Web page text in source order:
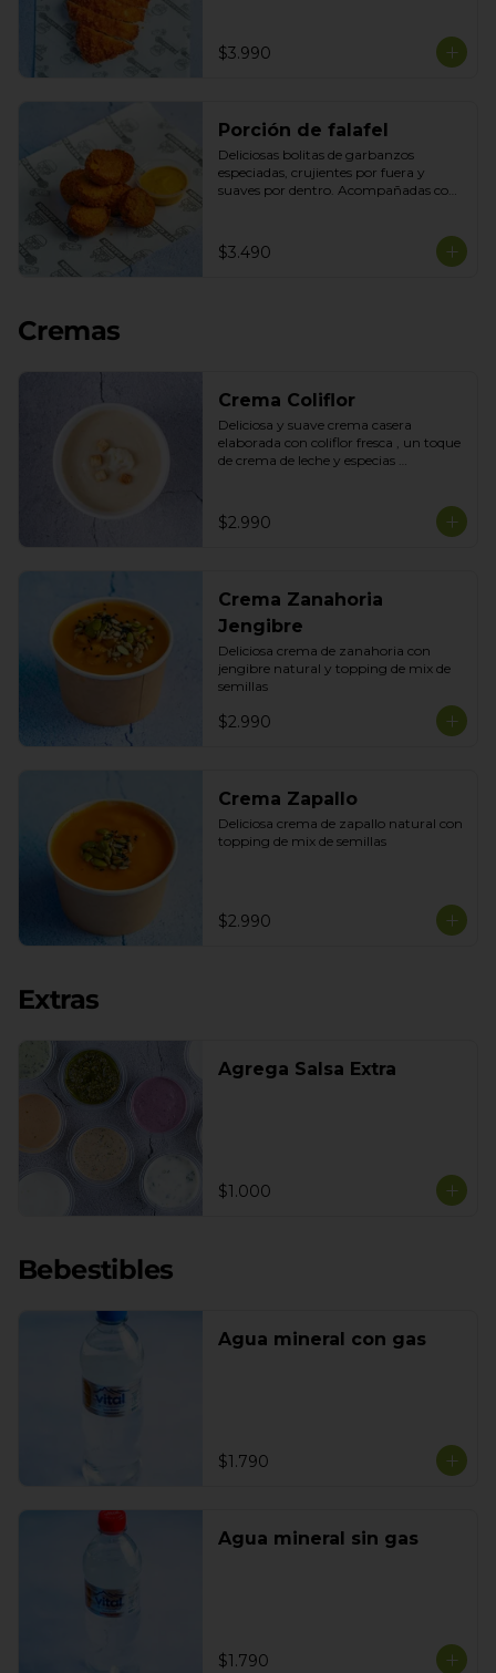
$3.990
Porción de falafel
Deliciosas bolitas de garbanzos
especiadas, crujientes por fuera y
suaves por dentro. Acompañadas con
perfecto.
$3.490
Cremas
Crema Coliflor
Deliciosa y suave crema casera
elaborada con coliflor fresca , un toque
de crema de leche y especias
$2.990
Crema Zanahoria
Jengibre
Deliciosa crema de zanahoria con
jengibre natural y topping de mix de
semillas
$2.990
Crema Zapallo
Deliciosa crema de zapallo natural con
topping de mix de semillas
$2.990
Extras
Agrega Salsa Extra
$1.000
Bebestibles
Agua mineral con gas
$1.790
Agua mineral sin gas
$1.790